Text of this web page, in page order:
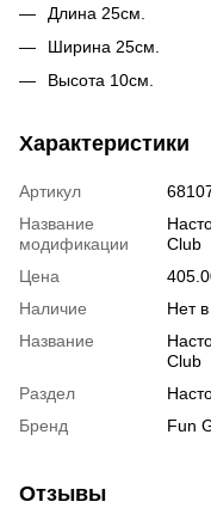
Длина 25см.
Ширина 25см.
Высота 10см.
Характеристики
Артикул
Название
модификации
Club
Цена
Наличие
Нет
Название
Club
Раздел
Бренд
Fun
Отзывы